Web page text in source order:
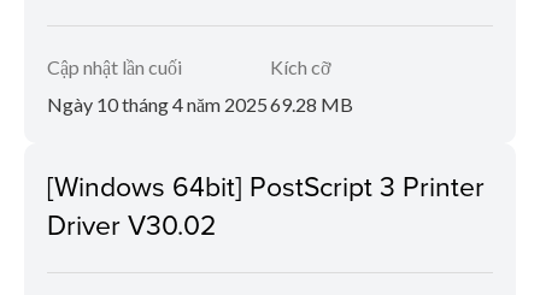
Cập nhật lần cuối
Ngày 10 tháng 4 năm 2025
Kích cỡ
69.28 MB
[Windows 64bit] PostScript 3 Printer
Driver V30.02